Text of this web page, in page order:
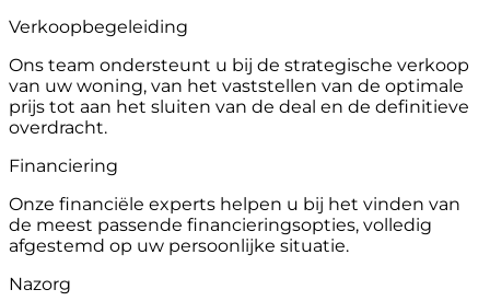
Verkoopbegeleiding
Ons team ondersteunt u bij de strategische verkoop
van uw woning, van het vaststellen van de optimale
prijs tot aan het sluiten van de deal en de definitieve
overdracht.
Financiering
Onze financiële experts helpen u bij het vinden van
de meest passende financieringsopties, volledig
afgestemd op uw persoonlijke situatie.
Nazorg